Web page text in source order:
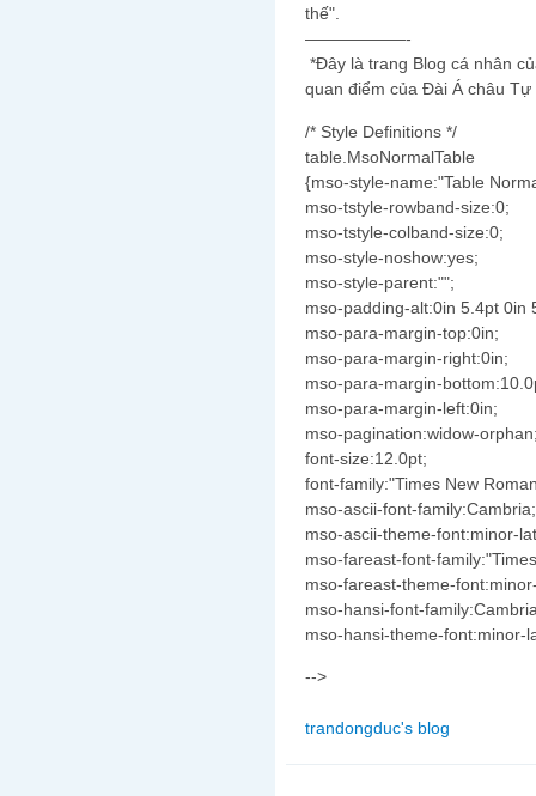
thế".
——————-
*Đây là trang Blog cá nhân
quan điểm của Đài Á châu Tự
/* Style Definitions */
table.MsoNormalTable
{mso-style-name:"Table
mso-tstyle-rowband-size:0;
mso-tstyle-colband-size:0;
mso-style-noshow:yes;
mso-style-parent:"";
mso-padding-alt:0in 5.4pt 0in
mso-para-margin-top:0in;
mso-para-margin-right:0in;
mso-para-margin-
mso-para-margin-left:0in;
mso-pagination:widow-
font-size:12.0pt;
font-family:"Times New
mso-ascii-font-family:Cambria;
mso-ascii-theme-font:minor-
mso-fareast-font-
mso-fareast-theme-
mso-hansi-font-
mso-hansi-theme-font:minor-
-->
trandongduc's blog